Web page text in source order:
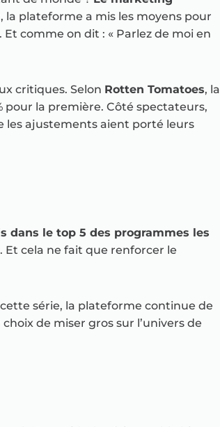
la plateforme a mis les moyens pour
comme on dit : « Parlez de moi en
critiques. Selon Rotten Tomatoes, la
pour la première. Côté spectateurs,
les ajustements aient porté leurs
dans le top 5 des programmes les
. Et cela ne fait que renforcer le
série, la plateforme continue de
de miser gros sur l’univers de